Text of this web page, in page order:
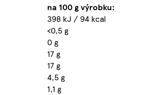
na 100 g výrobku:
398 kJ / 94 kcal
<0,5 g
0 g
17 g
17 g
4,5 g
1,1 g